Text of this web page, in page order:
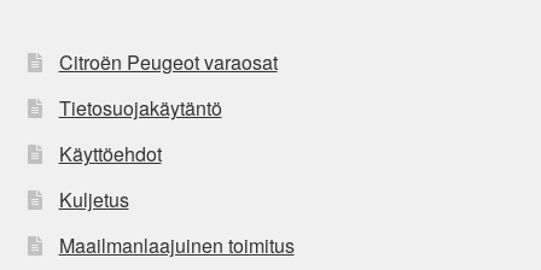
Citroën Peugeot varaosat
Tietosuojakäytäntö
Käyttöehdot
Kuljetus
Maailmanlaajuinen toimitus